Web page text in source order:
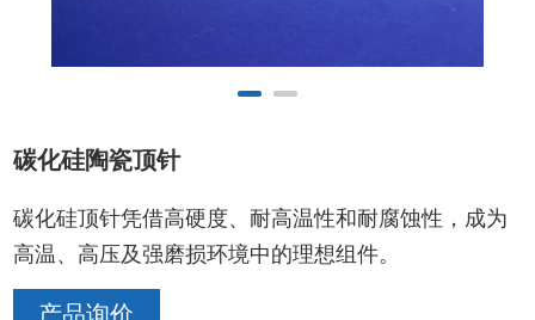
碳化硅陶瓷顶针
碳化硅顶针凭借高硬度、耐高温性和耐腐蚀性，成为
高温、高压及强磨损环境中的理想组件。
产品询价